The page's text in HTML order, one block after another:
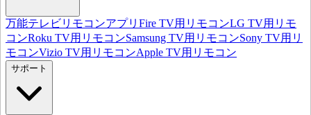
万能テレビリモコンアプリ Fire TV用リモコンLG TV用リモ
コンRoku TV用リモコンSamsung TV用リモコンSony TV用リ
モコンVizio TV用リモコンApple TV用リモコン
サポート